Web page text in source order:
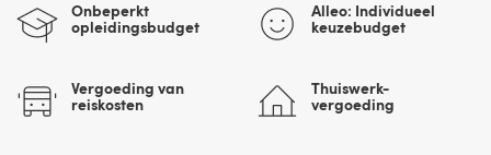
Onbeperkt
opleidingsbudget
Alleo: Individueel
keuzebudget
Vergoeding van
reiskosten
Thuiswerk-
vergoeding